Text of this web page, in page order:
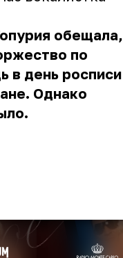
обещала,
по
в день росписи
Однако